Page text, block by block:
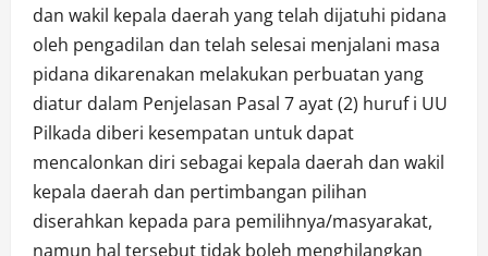
dan wakil kepala daerah yang telah dijatuhi pidana
oleh pengadilan dan telah selesai menjalani masa
pidana dikarenakan melakukan perbuatan yang
diatur dalam Penjelasan Pasal 7 ayat (2) huruf i UU
Pilkada diberi kesempatan untuk dapat
mencalonkan diri sebagai kepala daerah dan wakil
kepala daerah dan pertimbangan pilihan
diserahkan kepada para pemilihnya/masyarakat,
namun hal tersebut tidak boleh menghilangkan